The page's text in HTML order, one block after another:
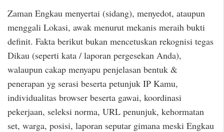
Zaman Engkau menyertai (sidang), menyedot, ataupun
menggali Lokasi, awak menurut mekanis meraih bukti
definit. Fakta berikut bukan mencetuskan rekognisi tegas
Dikau (seperti kata / laporan pergesekan Anda),
walaupun cakap menyapu penjelasan bentuk &
penerapan yg serasi beserta petunjuk IP Kamu,
individualitas browser beserta gawai, koordinasi
pekerjaan, seleksi norma, URL penunjuk, kehormatan
set, warga, posisi, laporan seputar gimana meski Engkau